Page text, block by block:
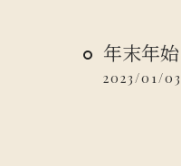
年末年
2023/01/03